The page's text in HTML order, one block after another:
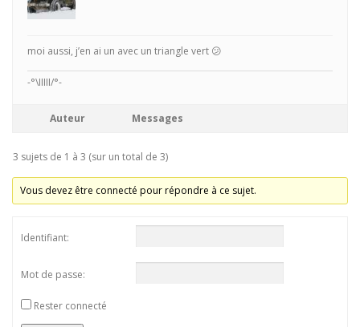
moi aussi, j’en ai un avec un triangle vert 😕
-°\IIIII/°-
Auteur Messages
3 sujets de 1 à 3 (sur un total de 3)
Vous devez être connecté pour répondre à ce sujet.
Identifiant:
Mot de passe:
Rester connecté